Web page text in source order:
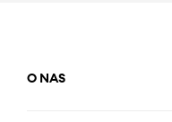
O NAS